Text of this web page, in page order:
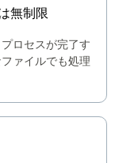
無制限
ロセスが完了す
ァイルでも処理